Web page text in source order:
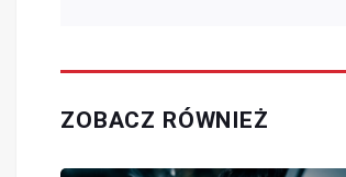
ZOBACZ RÓWNIEŻ